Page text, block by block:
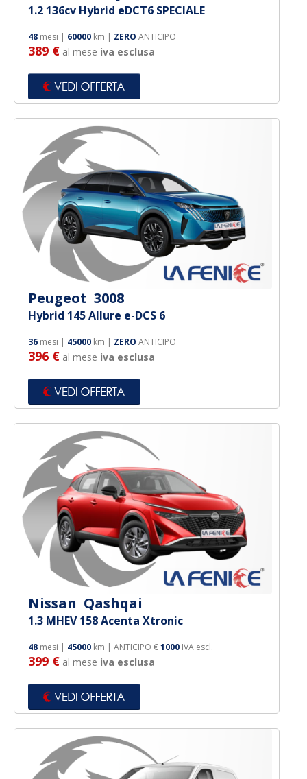
1.2 136cv Hybrid eDCT6 SPECIALE
48 mesi | 60000 km | ZERO ANTICIPO
389 € al mese iva esclusa
Peugeot 3008
Hybrid 145 Allure e-DCS 6
36 mesi | 45000 km | ZERO ANTICIPO
396 € al mese iva esclusa
Nissan Qashqai
1.3 MHEV 158 Acenta Xtronic
48 mesi | 45000 km | ANTICIPO €1000 IVA escl.
399 € al mese iva esclusa